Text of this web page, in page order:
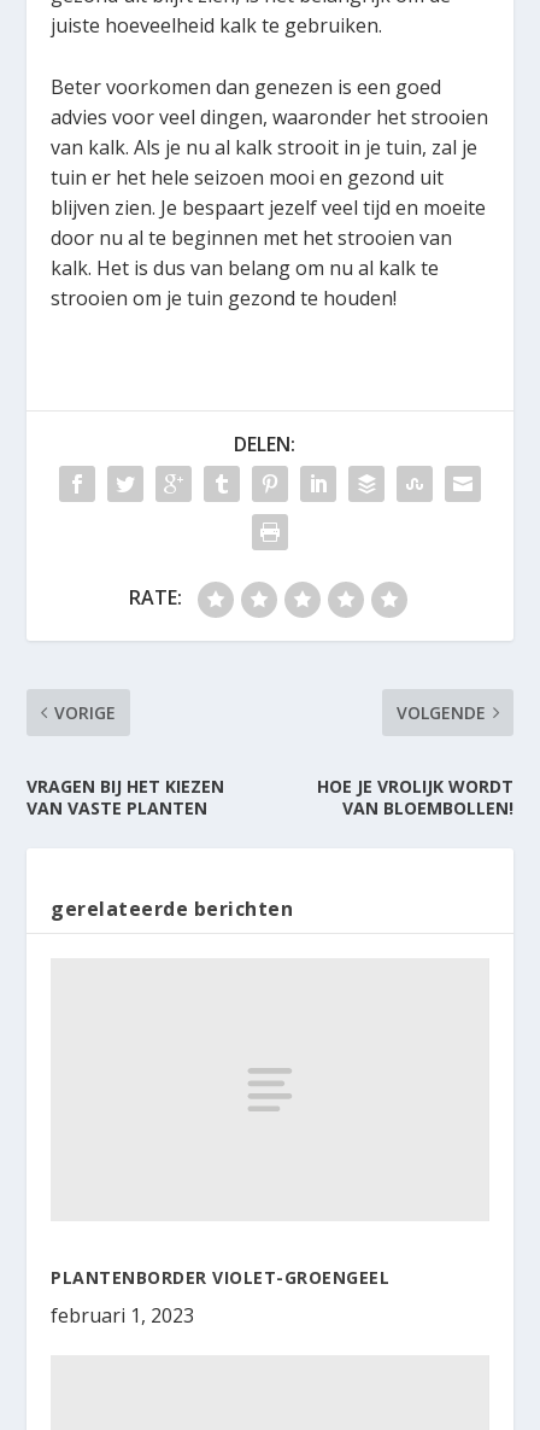
juiste hoeveelheid kalk te gebruiken.
Beter voorkomen dan genezen is een goed
advies voor veel dingen, waaronder het strooien
van kalk. Als je nu al kalk strooit in je tuin, zal je
tuin er het hele seizoen mooi en gezond uit
blijven zien. Je bespaart jezelf veel tijd en moeite
door nu al te beginnen met het strooien van
kalk. Het is dus van belang om nu al kalk te
strooien om je tuin gezond te houden!
DELEN:
RATE:
VORIGE
VRAGEN BIJ HET KIEZEN
VAN VASTE PLANTEN
VOLGENDE
HOE JE VROLIJK WORDT
VAN BLOEMBOLLEN!
gerelateerde berichten
PLANTENBORDER VIOLET-GROENGEEL
februari 1, 2023